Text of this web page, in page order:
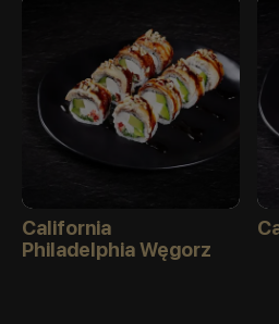
California
Philadelphia Węgorz